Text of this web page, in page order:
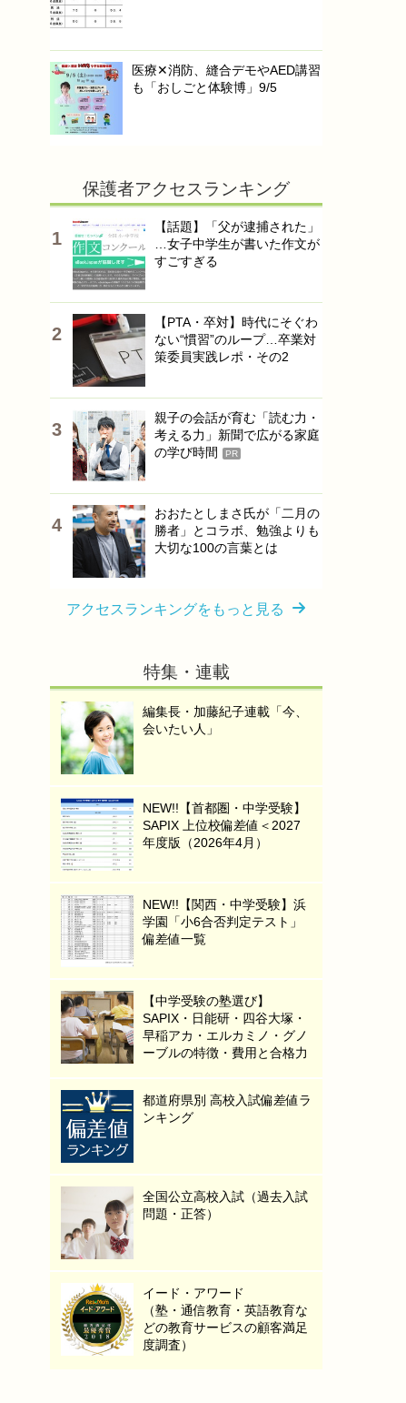
医療✕消防、縫合デモやAED講習
も「おしごと体験博」9/5
保護者アクセスランキング
【話題】「父が逮捕された」
…女子中学生が書いた作文が
すごすぎる
【PTA・卒対】時代にそぐわ
ない“慣習”のループ…卒業対
策委員実践レポ・その2
親子の会話が育む「読む力・
考える力」新聞で広がる家庭
の学び時間
PR
おおたとしまさ氏が「二月の
勝者」とコラボ、勉強よりも
大切な100の言葉とは
アクセスランキングをもっと見る
特集・連載
編集長・加藤紀子連載「今、
会いたい人」
NEW!!【首都圏・中学受験】
SAPIX 上位校偏差値＜2027
年度版（2026年4月）
NEW!!【関西・中学受験】浜
学園「小6合否判定テスト」
偏差値一覧
【中学受験の塾選び】
SAPIX・日能研・四谷大塚・
早稲アカ・エルカミノ・グノ
ーブルの特徴・費用と合格力
都道府県別 高校入試偏差値ラ
ンキング
全国公立高校入試（過去入試
問題・正答）
イード・アワード
（塾・通信教育・英語教育な
どの教育サービスの顧客満足
度調査）